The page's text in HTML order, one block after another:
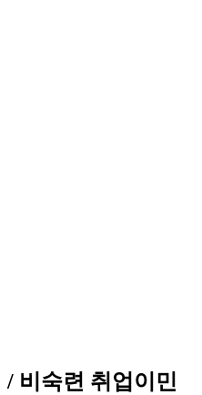
비숙련 취업이민